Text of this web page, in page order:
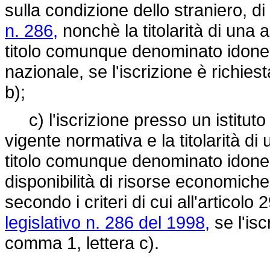
sulla condizione dello straniero,
n. 286, nonchè la titolarità di una
titolo comunque denominato
nazionale, se l'iscrizione è
b);
c) l'iscrizione presso un istituto
vigente normativa e la titolarità di
titolo comunque denominato
disponibilità di risorse
secondo i criteri di cui all'articolo
legislativo n. 286 del 1998, se
comma 1, lettera c).